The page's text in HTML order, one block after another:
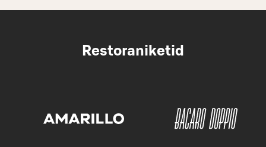
Restoraniketid